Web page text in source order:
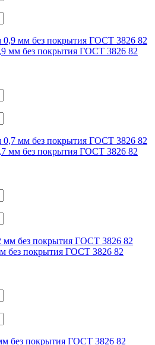
мм без покрытия ГОСТ 3826 82
мм без покрытия ГОСТ 3826 82
без покрытия ГОСТ 3826 82